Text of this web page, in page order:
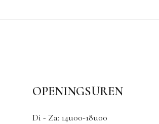
OPENINGSUREN
Di - Za: 14u00-18u00